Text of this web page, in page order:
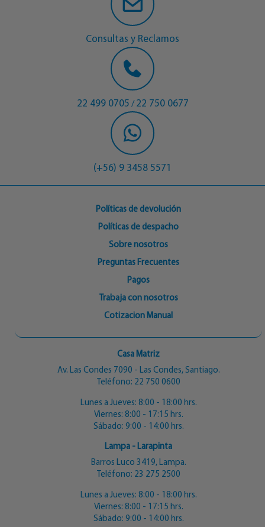
Consultas y Reclamos
22 499 0705 / 22 750 0677
(+56) 9 3458 5571
Políticas de devolución
Políticas de despacho
Sobre nosotros
Preguntas Frecuentes
Pagos
Trabaja con nosotros
Cotizacion Manual
Casa Matriz
Av. Las Condes 7090 - Las Condes, Santiago.
Teléfono: 22 750 0600
Lunes a Jueves: 8:00 - 18:00 hrs.
Viernes: 8:00 - 17:15 hrs.
Sábado: 9:00 - 14:00 hrs.
Lampa - Larapinta
Barros Luco 3419, Lampa.
Teléfono: 23 275 2500
Lunes a Jueves: 8:00 - 18:00 hrs.
Viernes: 8:00 - 17:15 hrs.
Sábado: 9:00 - 14:00 hrs.